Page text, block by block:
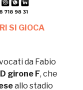
SI GIOCA
da Fabio
girone F, che
allo stadio